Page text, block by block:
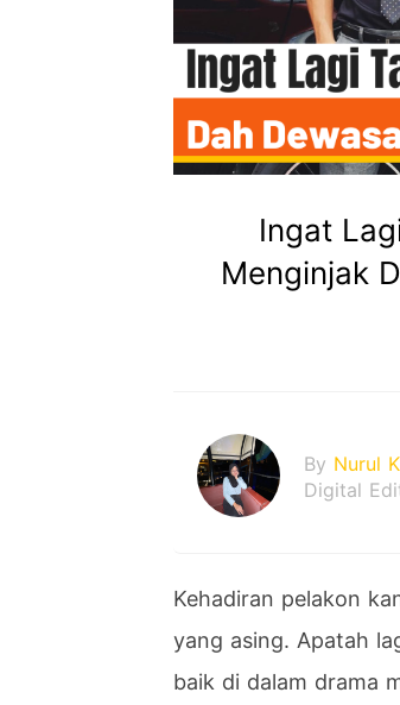
Ingat
Menginjak
By Nurul
Digital
Kehadiran pelakon
yang asing. Apatah
baik di dalam drama